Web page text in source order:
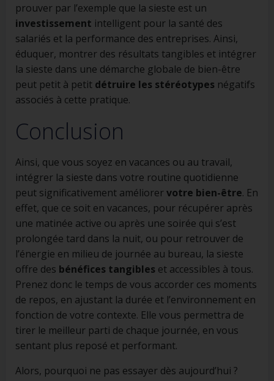
prouver par l’exemple que la sieste est un
investissement intelligent pour la santé des
salariés et la performance des entreprises. Ainsi,
éduquer, montrer des résultats tangibles et intégrer
la sieste dans une démarche globale de bien-être
peut petit à petit détruire les stéréotypes négatifs
associés à cette pratique.
Conclusion
Ainsi, que vous soyez en vacances ou au travail,
intégrer la sieste dans votre routine quotidienne
peut significativement améliorervotre bien-être. En
effet, que ce soit en vacances, pour récupérer après
une matinée active ou après une soirée qui s’est
prolongée tard dans la nuit, ou pour retrouver de
l’énergie en milieu de journée au bureau, la sieste
offre des bénéfices tangibles et accessibles à tous.
Prenez donc le temps de vous accorder ces moments
de repos, en ajustant la durée et l’environnement en
fonction de votre contexte. Elle vous permettra de
tirer le meilleur parti de chaque journée, en vous
sentant plus reposé et performant.
Alors, pourquoi ne pas essayer dès aujourd’hui ?